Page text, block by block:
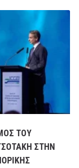
ΤΟΥ
ΣΤΗΝ